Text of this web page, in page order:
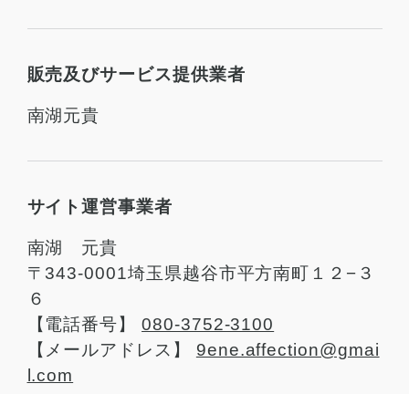
販売及びサービス提供業者
南湖元貴
サイト運営事業者
南湖 元貴
〒343-0001埼玉県越谷市平方南町１２−３
６
【電話番号】080-3752-3100
【メールアドレス】 9ene.affection@gmai
l.com